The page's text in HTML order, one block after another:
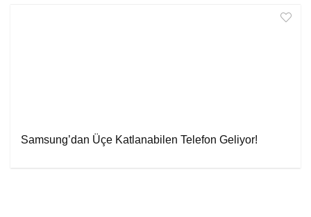
Samsung’dan Üçe Katlanabilen Telefon Geliyor!